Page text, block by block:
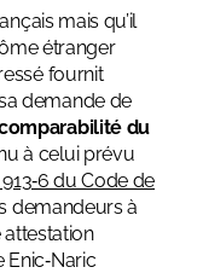
mais qu’il
étranger
fournit
demande de
du
à celui prévu
du Code de
demandeurs à
attestation